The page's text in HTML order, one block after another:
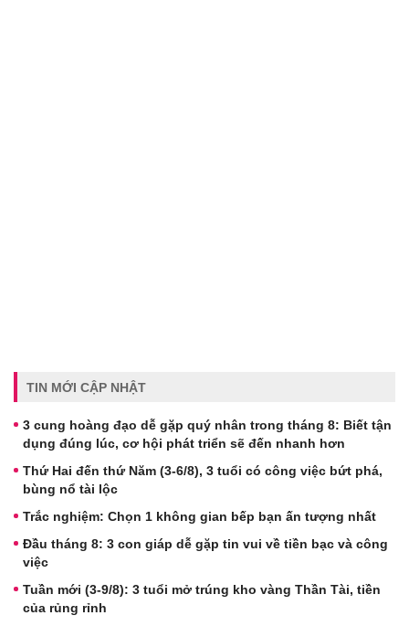
TIN MỚI CẬP NHẬT
3 cung hoàng đạo dễ gặp quý nhân trong tháng 8: Biết tận
dụng đúng lúc, cơ hội phát triển sẽ đến nhanh hơn
Thứ Hai đến thứ Năm (3-6/8), 3 tuổi có công việc bứt phá,
bùng nổ tài lộc
Trắc nghiệm: Chọn 1 không gian bếp bạn ấn tượng nhất
Đầu tháng 8: 3 con giáp dễ gặp tin vui về tiền bạc và công
việc
Tuần mới (3-9/8): 3 tuổi mở trúng kho vàng Thần Tài, tiền
của rủng rỉnh